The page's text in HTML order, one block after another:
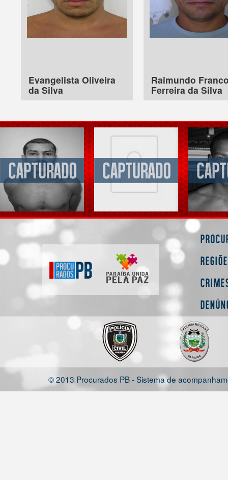
Evangelista Oliveira
da Silva
Raimundo
Ferreira da Silva
© 2013 Procurados PB - Sistema de